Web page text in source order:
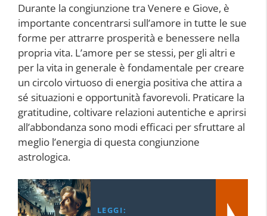
Durante la congiunzione tra Venere e Giove, è
importante concentrarsi sull’amore in tutte le sue
forme per attrarre prosperità e benessere nella
propria vita. L’amore per se stessi, per gli altri e
per la vita in generale è fondamentale per creare
un circolo virtuoso di energia positiva che attira a
sé situazioni e opportunità favorevoli. Praticare la
gratitudine, coltivare relazioni autentiche e aprirsi
all’abbondanza sono modi efficaci per sfruttare al
meglio l’energia di questa congiunzione
astrologica.
LEGGI: